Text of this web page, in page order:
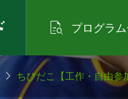
 プログラ
 ちびだこ【工作・自由参